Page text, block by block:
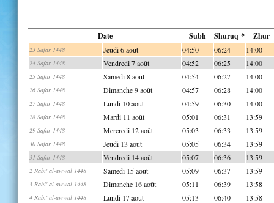
Date Subh Shuruq * Zhur
23 Safar 1448 Jeudi 6 août 04:50 06:24 14:00
24 Safar 1448 Vendredi 7 août 04:52 06:25 14:00
25 Safar 1448 Samedi 8 août 04:54 06:27 14:00
26 Safar 1448 Dimanche 9 août 04:57 06:28 14:00
27 Safar 1448 Lundi 10 août 04:59 06:30 14:00
28 Safar 1448 Mardi 11 août 05:01 06:31 13:59
29 Safar 1448 Mercredi 12 août 05:03 06:33 13:59
30 Safar 1448 Jeudi 13 août 05:05 06:34 13:59
31 Safar 1448 Vendredi 14 août 05:07 06:36 13:59
2 Rabi' al-awwal 1448 Samedi 15 août 05:09 06:37 13:59
3 Rabi' al-awwal 1448 Dimanche 16 août 05:11 06:39 13:58
4 Rabi' al-awwal 1448 Lundi 17 août 05:13 06:40 13:58